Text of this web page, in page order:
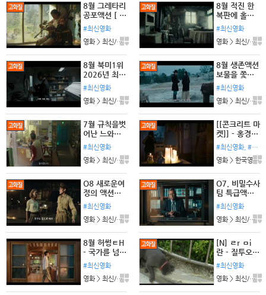
8월 그레타리
공포액션 [ ㄹ
r스트ㅎr우스
] 1080p 5.1
공식자막
#최신영화
영화 > 최신/미개봉 l 댓글:3개
8월 적진 한
복판에 홀로
남겨진 미군
병사 [ 럭키스
트라Ol크 ] 1
080p 5.1 완
벽자막
#최신영화
영화 > 최신/미개봉 l 댓글:7개
8월 북미1위
2026년 최고
호러 [ Ol블ㄷ
ㅓl드번 ] 10
80p 5.1 완
벽자막
#최신영화
영화 > 최신/미개봉 l 댓글:10개
8월 생존액션
보물을 쫓는
잔혹한 강도
단 [ 아OI솔레
Ol트시프 ] 1
080p 5.1 완
벽자막
#최신영화
영화 > 최신/미개봉 l 댓글:4개
7월 규칙을벗
어난 느와르
액션대작 [ 비
정 한 ㅅI 대 ]
고화질 FHD
1080 5.1
#최신영화
영화 > 최신/미개봉 l 댓글:4개
[[콘크리트 마
켓]] - 홍경,
이재인 - 폐허
가 된 세상,
생존을 위한
거래가 시작
된다
#최신영화, #홍경, #이재인, #한국영화, #콘크리트마켓
영화 > 한국영화 l 댓글:1개
O8 새로운여
정의 액션어
드벤처 (( 차
원 침 략 )) 공
식자막 초고
화질 FHD 5.
1
#최신영화
영화 > 최신/미개봉 l 댓글:1개
O7. 비밀수사
팀 특급액션
대작 ( LA 국
토안보 ) 공식
자막 초고화
질 FHD5.1
#최신영화
영화 > 최신/미개봉 l 댓글:5개
8월 허썽ㅌH
- 국가를 넘어
서는 무자비
한 파괴자들
FHD 1080
5.1
#최신영화
영화 > 최신/미개봉 l 댓글:0개
[N] ㄹr ㅁi
란 - 질투오r
욕망을 ㅍr는
ㄱr게
#최신영화
영화 > 최신/미개봉 l 댓글:0개